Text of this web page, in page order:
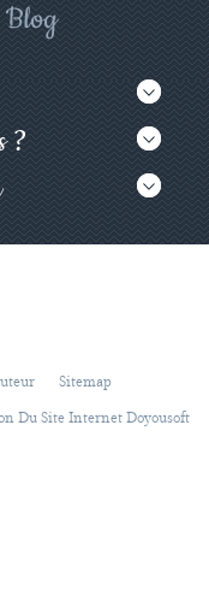
?
Sitemap
Du Site Internet Doyousoft